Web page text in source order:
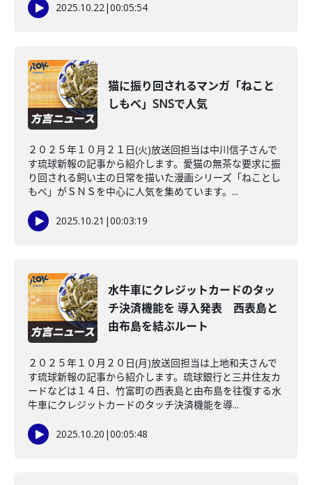
2025.10.22|00:05:54
猫に振り回されるマンガ「ねこと
しもべ」SNSで人気
２０２５年１０月２１日(火)放送回担当は中川信子さんで
す琉球新報の記事から紹介します。愛猫の無茶な要求に振
り回される飼い主の日常を描いた漫画シリーズ「ねことし
もべ」がＳＮＳを中心に人気を集めています。...
2025.10.21 |00:03:19
水牛車にクレジットカードのタッ
チ決済機能を 導入発表 西表島と
由布島を結ぶルート
２０２５年１０月２０日(月)放送回担当は上地和夫さんで
す琉球新報の記事から紹介します。琉球銀行と三井住友カ
ードなどは１４日、竹富町の西表島と由布島を往復する水
牛車にクレジットカードのタッチ決済機能を導...
2025.10.20 |00:05:48